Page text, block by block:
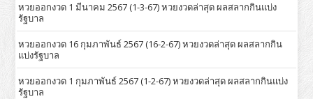
หวยออกงวด 1 มีนาคม 2567 (1-3-67) หวยงวดล่าสุด ผลสลากกินแบ่ง
รัฐบาล
หวยออกงวด 16 กุมภาพันธ์ 2567 (16-2-67) หวยงวดล่าสุด ผลสลากกิน
แบ่งรัฐบาล
หวยออกงวด 1 กุมภาพันธ์ 2567 (1-2-67) หวยงวดล่าสุด ผลสลากกินแบ่ง
รัฐบาล